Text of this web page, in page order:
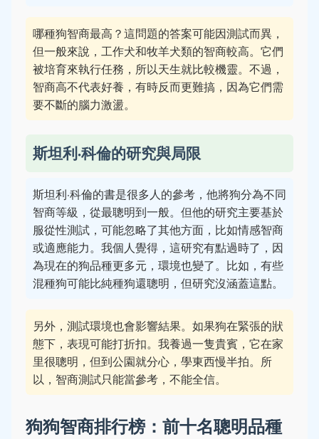
哪種狗智商最高？這問題的答案可能因測試而異，
但一般來說，工作犬和牧羊犬類的智商較高。它們
被培育來執行任務，所以天生就比較機靈。不過，
智商高不代表好養，有時反而更難搞，因為它們需
要不斷的腦力激盪。
斯坦利·科倫的研究與局限
斯坦利·科倫的書是很多人的參考，他將狗分為不同
智商等級，從最聰明到一般。但他的研究主要基於
服從性測試，可能忽略了其他方面，比如情感智商
或適應能力。我個人覺得，這研究有點過時了，因
為現在的狗品種更多元，環境也變了。比如，有些
混種狗可能比純種狗還聰明，但研究沒涵蓋這點。
另外，測試環境也會影響結果。如果狗在緊張的狀
態下，表現可能打折扣。我養過一隻貴賓，它在家
里很聰明，但到公園就分心，學東西慢半拍。所
以，智商測試只能當參考，不能全信。
狗狗智商排行榜：前十名聰明品種